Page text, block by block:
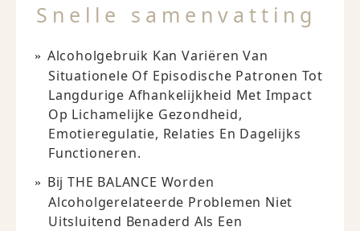
Snelle samenvatting
Alcoholgebruik Kan Variëren Van
Situationele Of Episodische Patronen Tot
Langdurige Afhankelijkheid Met Impact
Op Lichamelijke Gezondheid,
Emotieregulatie, Relaties En Dagelijks
Functioneren.
Bij THE BALANCE Worden
Alcoholgerelateerde Problemen Niet
Uitsluitend Benaderd Als Een